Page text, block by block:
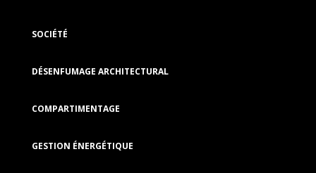
SOCIÉTÉ
DÉSENFUMAGE ARCHITECTURAL
COMPARTIMENTAGE
GESTION ÉNERGÉTIQUE